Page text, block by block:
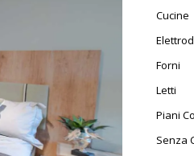
Cucine
Forni
Letti
Piani
Senza